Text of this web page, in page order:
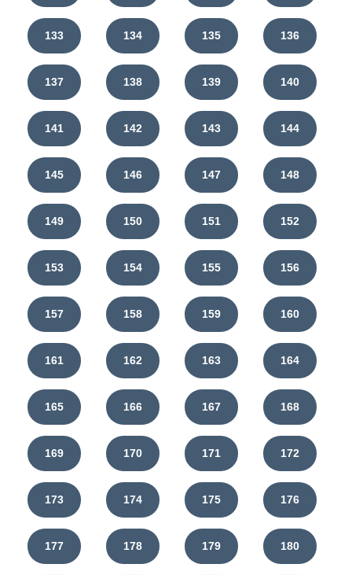
133 134 135 136
137 138 139 140
141 142 143 144
145 146 147 148
149 150 151 152
153 154 155 156
157 158 159 160
161 162 163 164
165 166 167 168
169 170 171 172
173 174 175 176
177 178 179 180